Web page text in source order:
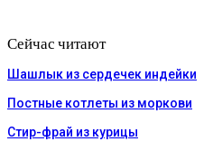
Сейчас читают
Шашлык из сердечек индейки
Постные котлеты из моркови
Стир-фрай из курицы